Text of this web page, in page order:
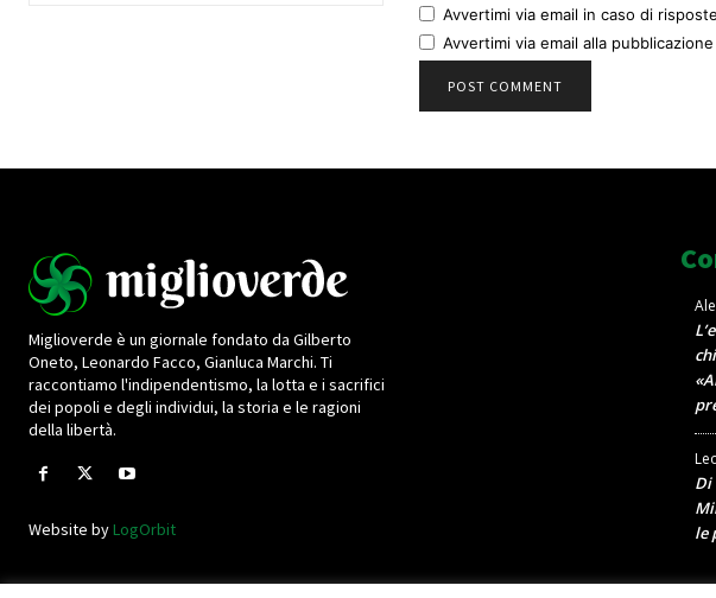
Avvertimi via email in caso di
Avvertimi via email alla
Miglioverde è un giornale fondato da Gilberto
Oneto, Leonardo Facco, Gianluca Marchi. Ti
raccontiamo l'indipendentismo, la lotta e i sacrifici
dei popoli e degli individui, la storia e le ragioni
della libertà.
Website byLogOrbit
Di
le